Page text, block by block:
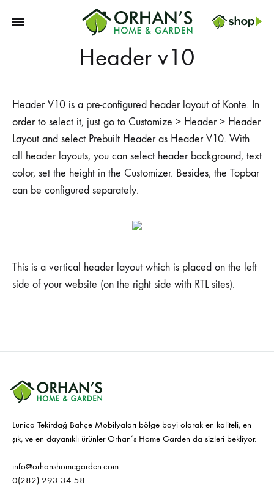
Home
Header v10
Header V10 is a pre-configured header layout of Konte. In
order to select it, just go to Customize > Header > Header
Layout and select Prebuilt Header as Header V10. With
all header layouts, you can select header background, text
color, set the height in the Customizer. Besides, the Topbar
can be configured separately.
This is a vertical header layout which is placed on the left
side of your website (on the right side with RTL sites).
Lunica Tekirdağ Bahçe Mobilyaları bölge bayi olarak en kaliteli, en
şık, ve en dayanıklı ürünler Orhan’s Home Garden da sizleri bekliyor.
info@orhanshomegarden.com
0(282) 293 34 58